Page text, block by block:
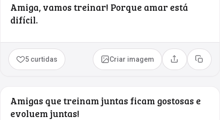
Amiga, vamos treinar! Porque amar está
difícil.
5 curtidas Criar imagem Compartilhar
Copiar
Amigas que treinam juntas ficam gostosas e
evoluem juntas!